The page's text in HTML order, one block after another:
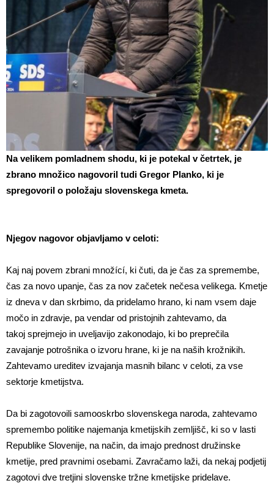
Na velikem pomladnem shodu, ki je potekal v četrtek, je
zbrano množico nagovoril tudi Gregor Planko, ki je
spregovoril o položaju slovenskega kmeta.
Njegov nagovor objavljamo v celoti:
Kaj naj povem zbrani množící, ki čuti, da je čas za spremembe,
čas za novo upanje, čas za nov začetek nečesa velikega. Kmetje
iz dneva v dan skrbimo, da pridelamo hrano, ki nam vsem daje
močo in zdravje, pa vendar od pristojnih zahtevamo, da
takoj sprejmejo in uveljavijo zakonodajo, ki bo preprečila
zavajanje potrošnika o izvoru hrane, ki je na naših krožnikih.
Zahtevamo ureditev izvajanja masnih bilanc v celoti, za vse
sektorje kmetijstva.
Da bi zagotovoili samooskrbo slovenskega naroda, zahtevamo
spremembo politike najemanja kmetijskih zemljišč, ki so v lasti
Republike Slovenije, na način, da imajo prednost družinske
kmetije, pred pravnimi osebami. Zavračamo laži, da nekaj podjetij
zagotovi dve tretjini slovenske tržne kmetijske pridelave.